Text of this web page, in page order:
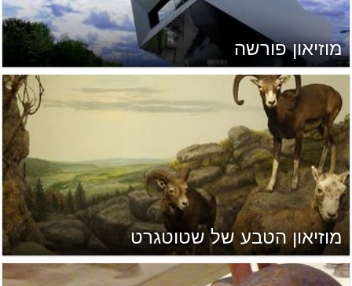
מוזיאון פורשה
מוזיאון הטבע של שטוטגרט